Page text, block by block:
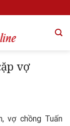
vợ
vợ chồng Tuấn